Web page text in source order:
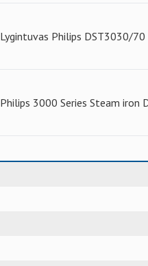
Lygintuvas Philips DST3030/70
Philips 3000 Series Steam